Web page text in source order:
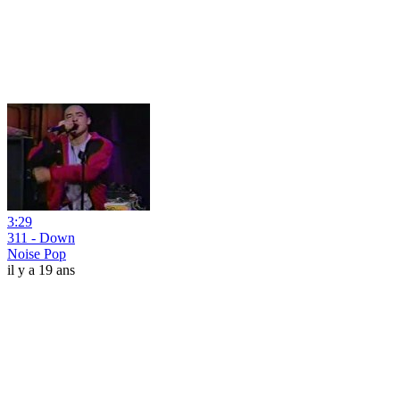
3:29
311 - Down
Noise Pop
il y a 19 ans